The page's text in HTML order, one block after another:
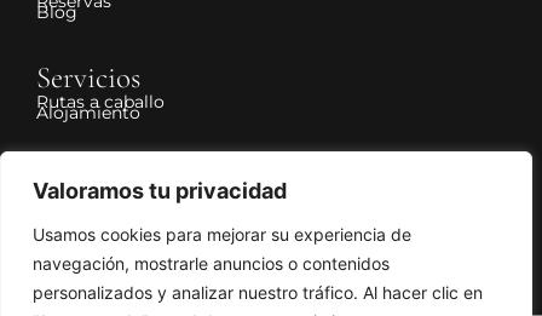
Valoramos tu privacidad
Usamos cookies para mejorar su experiencia de
navegación, mostrarle anuncios o contenidos
personalizados y analizar nuestro tráfico. Al hacer clic en
Blog
Servicios
Rutas a caballo
Alojamiento
Legal
Aviso Legal
Política de Cookies
Declaración de accesibilidad
Política de cancelación y devolución